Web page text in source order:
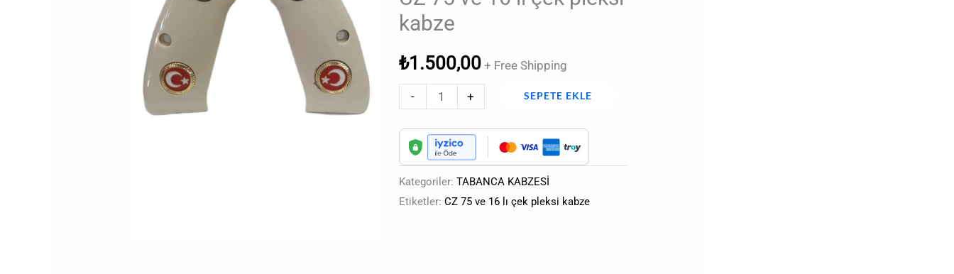
kabze
₺1.500,00 + Free Shipping
-
lı
çek
kabze
adet
+ SEPETE EKLE
Kategoriler: TABANCA KABZESİ
Etiketler: CZ 75 ve 16 lı çek pleksi kabze